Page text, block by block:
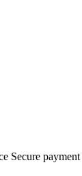
Secure payment